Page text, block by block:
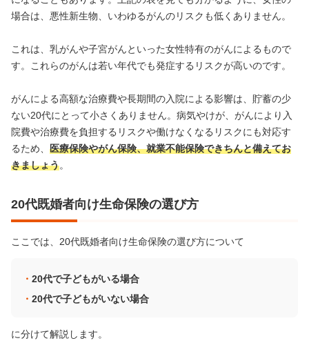
場合は、悪性新生物、いわゆるがんのリスクも低くありません。
これは、乳がんや子宮がんといった女性特有のがんによるもので
す。これらのがんは若い年代でも発症するリスクが高いのです。
がんによる高額な治療費や長期間の入院による影響は、貯蓄の少
ない20代にとって小さくありません。病気やけが、がんにより入
院費や治療費を負担するリスクや働けなくなるリスクにも対応す
るため、 医療保険やがん保険、就業不能保険できちんと備えてお
きましょう。
20代既婚者向け生命保険の選び方
ここでは、20代既婚者向け生命保険の選び方について
20代で子どもがいる場合
20代で子どもがいない場合
に分けて解説します。